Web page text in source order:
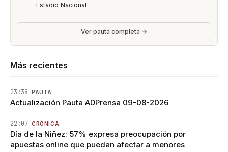
Estadio Nacional
Ver pauta completa →
Más recientes
23:38 PAUTA
Actualización Pauta ADPrensa 09-08-2026
22:07 CRÓNICA
Día de la Niñez: 57% expresa preocupación por
apuestas online que puedan afectar a menores